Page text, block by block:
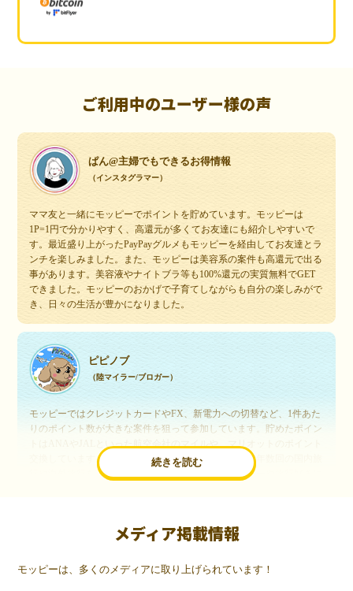
ご利用中のユーザー様の声
ぱん@主婦でもできるお得情報
（インスタグラマー）
ママ友と一緒にモッピーでポイントを貯めています。モッピーは
1P=1円で分かりやすく、高還元が多くてお友達にも紹介しやすいで
す。最近盛り上がったPayPayグルメもモッピーを経由してお友達とラ
ンチを楽しみました。また、モッピーは美容系の案件も高還元で出る
事があります。美容液やナイトブラ等も100%還元の実質無料でGET
できました。モッピーのおかげで子育てしながらも自分の楽しみがで
き、日々の生活が豊かになりました。
続きを読む
ピピノブ
（陸マイラー/ブロガー）
モッピーではクレジットカードやFX、新電力への切替など、1件あた
りのポイント数が大きな案件を狙って参加しています。貯めたポイン
交換しています。このようにすることで、ほぼ無料で年数回の国内旅
行や海外旅行を実現しています。モッピーは陸マイラーや旅行好きに
いつものネットショッピングが、モッピーでお得
（20代・女性）
メディア掲載情報
モッピーは、多くのメディアに取り上げられています！